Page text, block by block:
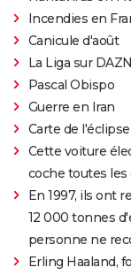
Zootopie :
streaming, avis...
L'Âge de glace
Akira
Luca :
Disney+,
Soul :
streaming...
Le Géant de fer
Incendies en
Canicule d'août
La Liga sur DAZN
Pascal Obispo
Guerre en Iran
Carte de
Cette voiture
coche toutes les
En 1997, ils ont
12 000 tonnes
personne ne
Erling Haaland,